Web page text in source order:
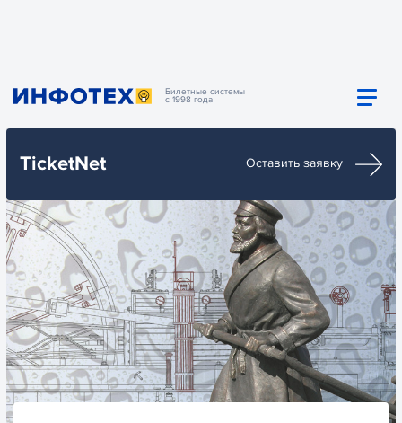
Билетные системы
с 1998 года
TicketNet Оставить заявку